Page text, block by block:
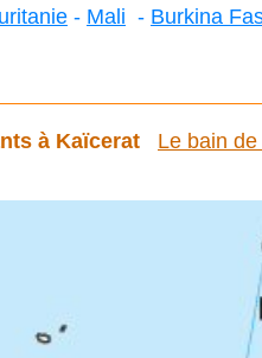
- Mali - Burkina
à Kaïcerat Le bain